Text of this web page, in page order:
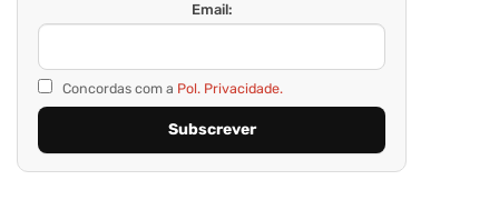
Email:
Concordas com a Pol. Privacidade.